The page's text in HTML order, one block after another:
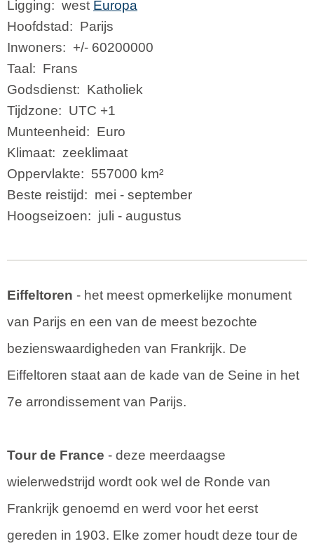
Ligging: west Europa
Hoofdstad: Parijs
Inwoners: +/- 60200000
Taal: Frans
Godsdienst: Katholiek
Tijdzone: UTC +1
Munteenheid: Euro
Klimaat: zeeklimaat
Oppervlakte: 557000 km²
Beste reistijd: mei - september
Hoogseizoen: juli - augustus
Eiffeltoren - het meest opmerkelijke monument
van Parijs en een van de meest bezochte
bezienswaardigheden van Frankrijk. De
Eiffeltoren staat aan de kade van de Seine in het
7e arrondissement van Parijs.
Tour de France - deze meerdaagse
wielerwedstrijd wordt ook wel de Ronde van
Frankrijk genoemd en werd voor het eerst
gereden in 1903. Elke zomer houdt deze tour de